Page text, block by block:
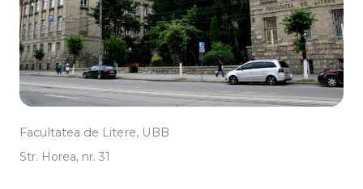
Facultatea de Litere, UBB
Str. Horea, nr. 31